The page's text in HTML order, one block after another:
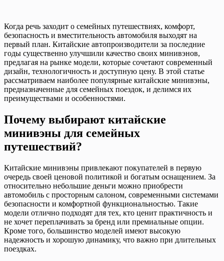
Когда речь заходит о семейных путешествиях, комфорт,
безопасность и вместительность автомобиля выходят на
первый план. Китайские автопроизводители за последние
годы существенно улучшили качество своих минивэнов,
предлагая на рынке модели, которые сочетают современный
дизайн, технологичность и доступную цену. В этой статье
рассматриваем наиболее популярные китайские минивэны,
предназначенные для семейных поездок, и делимся их
преимуществами и особенностями.
Почему выбирают китайские
минивэны для семейных
путешествий?
Китайские минивэны привлекают покупателей в первую
очередь своей ценовой политикой и богатым оснащением. За
относительно небольшие деньги можно приобрести
автомобиль с просторным салоном, современными системами
безопасности и комфортной функциональностью. Такие
модели отлично подходят для тех, кто ценит практичность и
не хочет переплачивать за бренд или премиальные опции.
Кроме того, большинство моделей имеют высокую
надежность и хорошую динамику, что важно при длительных
поездках.